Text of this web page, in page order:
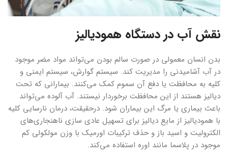
نقش آب در دستگاه همودیالیز
بدن انسان معمولی در صورت سالم بودن می‌تواند مواد مضر موجود
در آب آشامیدنی را مدیریت کند. سیستم گوارش، سیستم ایمنی و
کلیه به محافظت یا دفع آن سموم کمک می‌کنند. بیمارانی که تحت
دیالیز هستند از این محافظت برخوردار نیستند. آب آلوده می‌تواند
باعث بیماری یا مرگ این بیماران شود. درحقیقت، درمان نارسایی کلیه
با همودیالیز از مایع دیالیز برای تسهیل عادی سازی ناهنجاری‌های
الکترولیت و اسید باز و حذف ترکیبات اورمیک با وزن مولکولی کم
موجود در پلاسما مانند اوره استفاده می‌کند.